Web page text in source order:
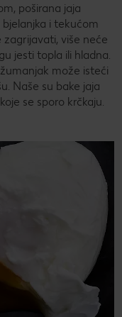
poširana jaja
i tekućom
više neće
jesti topla ili hladna.
može isteći
Naše su bake jaja
se sporo krčkaju.